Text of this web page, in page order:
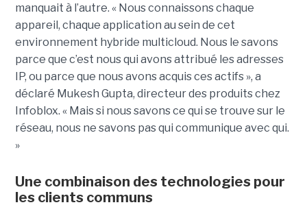
manquait à l’autre. « Nous connaissons chaque
appareil, chaque application au sein de cet
environnement hybride multicloud. Nous le savons
parce que c’est nous qui avons attribué les adresses
IP, ou parce que nous avons acquis ces actifs », a
déclaré Mukesh Gupta, directeur des produits chez
Infoblox. « Mais si nous savons ce qui se trouve sur le
réseau, nous ne savons pas qui communique avec qui.
»
Une combinaison des technologies pour
les clients communs